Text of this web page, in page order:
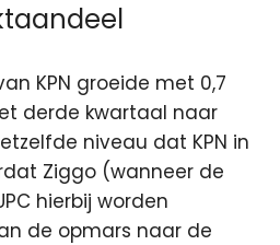
KPN groeide met 0,7
derde kwartaal naar
niveau dat KPN in
Ziggo (wanneer de
hierbij worden
de opmars naar de